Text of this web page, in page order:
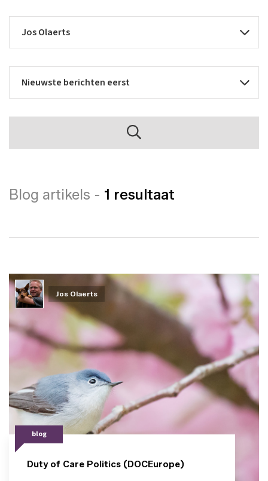
Blog artikels - 1 resultaat
blog
Duty of Care Politics (DOCEurope)
Jos Olaerts